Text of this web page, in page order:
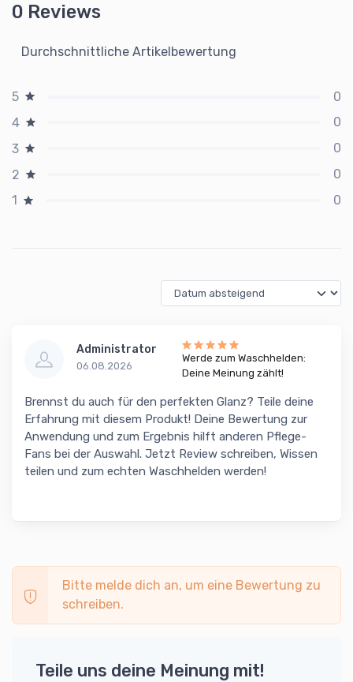
0 Reviews
Durchschnittliche Artikelbewertung
5
0
4
0
3
0
2
0
1
0
Administrator
06.08.2026
Werde zum Waschhelden:
Deine Meinung zählt!
Brennst du auch für den perfekten Glanz? Teile deine
Erfahrung mit diesem Produkt! Deine Bewertung zur
Anwendung und zum Ergebnis hilft anderen Pflege-
Fans bei der Auswahl. Jetzt Review schreiben, Wissen
teilen und zum echten Waschhelden werden!
Bitte melde dich an, um eine Bewertung zu
schreiben.
Teile uns deine Meinung mit!